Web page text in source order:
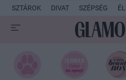
SZTÁROK DIVAT SZÉPSÉG